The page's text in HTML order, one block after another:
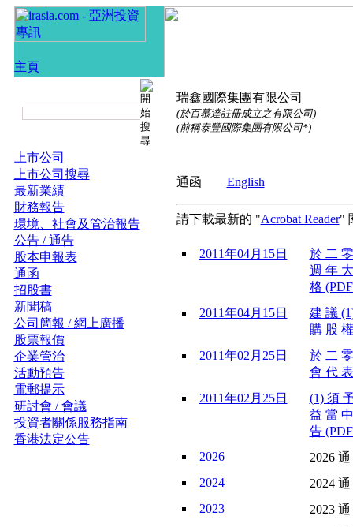
上市公司
上市公司搜尋
最新業績
財務報告
環境、社會及管治報告
公告 / 通告
股本申報表
通函
招股書
新聞稿
公司簡報 / 網上廣播
股票報價
企業管治
活動預告
電郵提示
研討會 / 會議
投資者關係服務指南
香港法定公告
瑞鑫國際集團有限公司
(於百慕達註冊成立之有限公司)
(前稱泰豐國際集團有限公司*)
通函 English
請下載最新的 "Acrobat Reader"
2011年04月15日
於 二
週 年
格
2011年04月15日
建 議
購 股
2011年02月25日
於 二
會 代
2011年02月25日
(1) 須
益 當
告
2026
2026
2024
2024
2023
2023